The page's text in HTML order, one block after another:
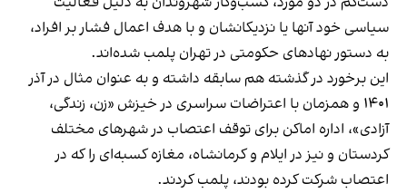
سیاسی خود آنها یا نزدیکانشان و با هدف اعمال فشار بر افراد،
به دستور نهادهای حکومتی در تهران پلمب شده‌اند.
این برخورد در گذشته هم سابقه داشته و به عنوان مثال در آذر
۱۴۰۱ و همزمان با اعتراضات سراسری در خیزش «زن، زندگی،
آزادی»، اداره اماکن برای توقف اعتصاب در شهرهای مختلف
کردستان و نیز در ایلام و کرمانشاه، مغازه کسبه‌ای را که در
اعتصاب شرکت کرده بودند، پلمب کردند.